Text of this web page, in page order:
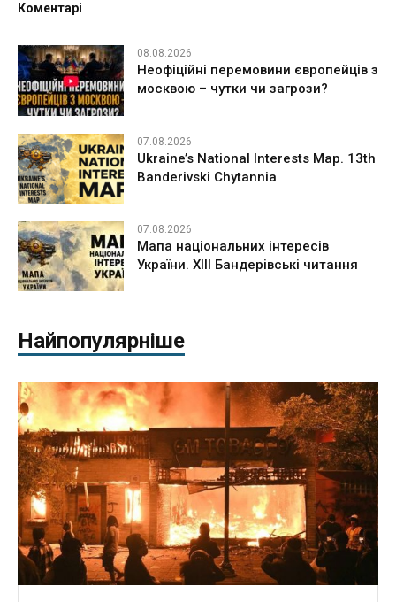
Коментарі
08.08.2026
Неофіційні перемовини європейців з
москвою – чутки чи загрози?
07.08.2026
Ukraine’s National Interests Map. 13th
Banderivski Chytannia
07.08.2026
Мапа національних інтересів
України. ХІІІ Бандерівські читання
Найпопулярніше